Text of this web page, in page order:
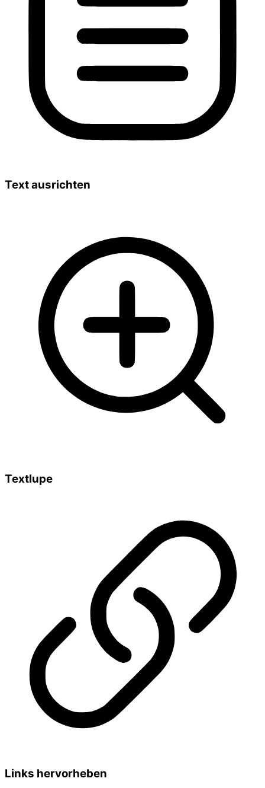
Text ausrichten
Textlupe
Links hervorheben